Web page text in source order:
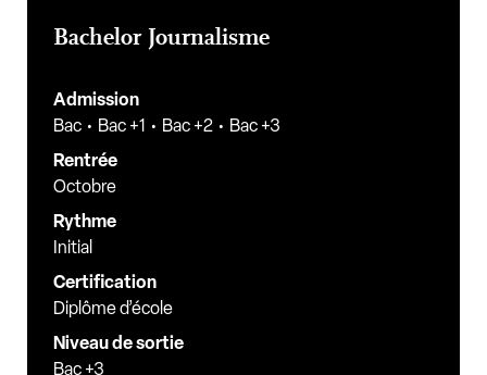
Bachelor Journalisme
Admission
Bac
Bac +1 Bac +2
Bac +3
Rentrée
Octobre
Rythme
Initial
Certification
Diplôme d’école
Niveau de sortie
Bac +3